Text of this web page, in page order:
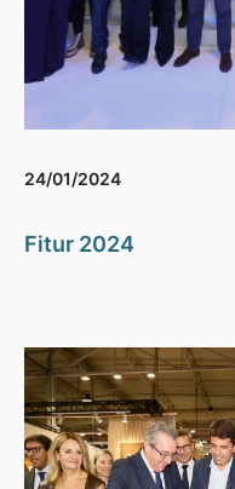
24/01/2024
Fitur 2024